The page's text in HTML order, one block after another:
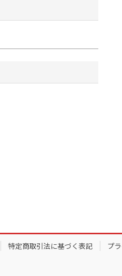
特定商取引法に基づく表記 プ